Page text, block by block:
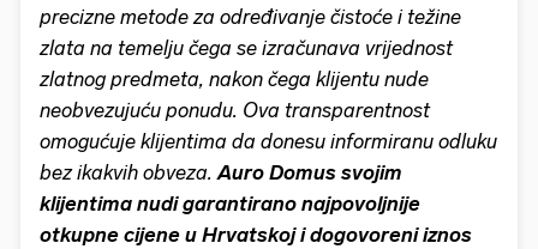
precizne metode za određivanje čistoće i težine
zlata na temelju čega se izračunava vrijednost
zlatnog predmeta, nakon čega klijentu nude
neobvezujuću ponudu. Ova transparentnost
omogućuje klijentima da donesu informiranu odluku
bez ikakvih obveza.Auro Domus svojim
klijentima nudi garantirano najpovoljnije
otkupne cijene u Hrvatskoj i dogovoreni iznos